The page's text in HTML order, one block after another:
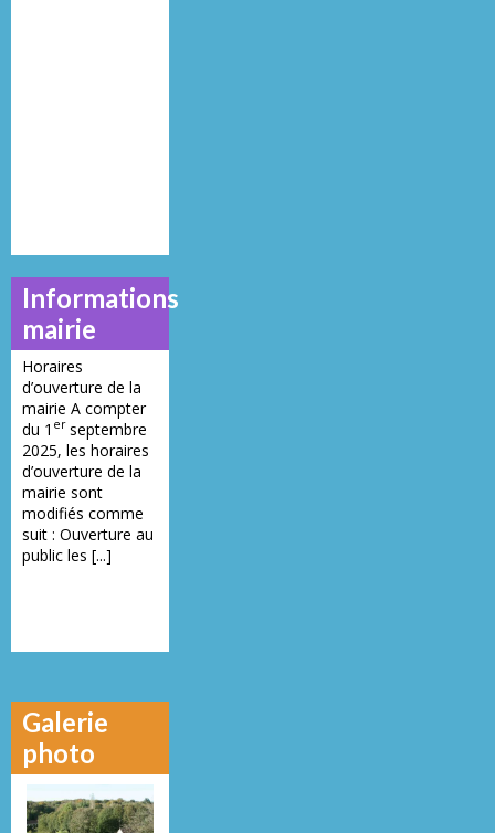
Informations
mairie
Horaires
d’ouverture de la
mairie A compter
du 1 erseptembre
2025, les horaires
d’ouverture de la
mairie sont
modifiés comme
suit : Ouverture au
public les [...]
Galerie
photo